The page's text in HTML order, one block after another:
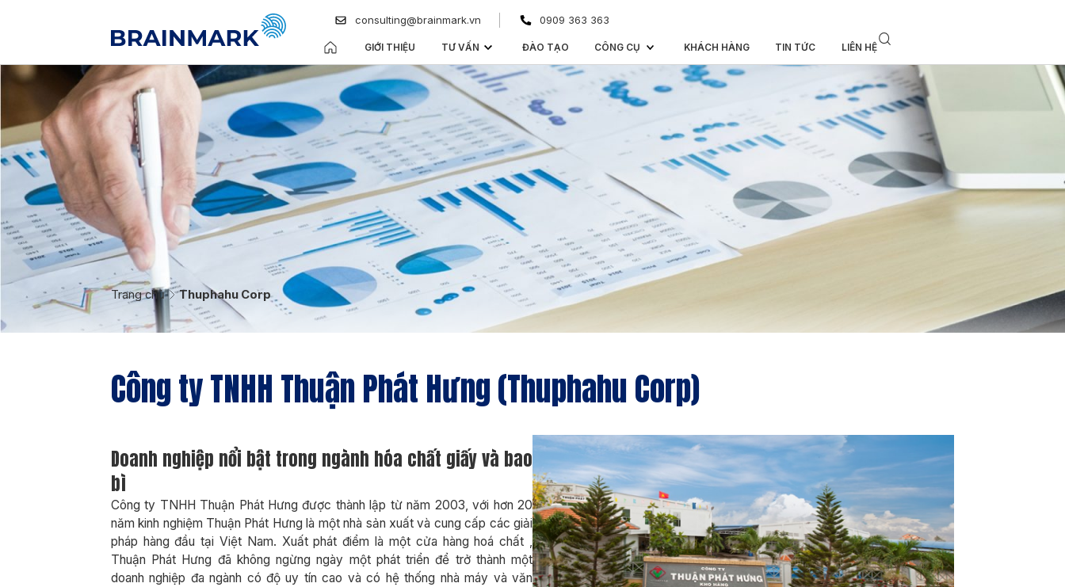
consulting@brainmark.vn 0909 363 363
GIỚI THIỆU TƯ VẤN ĐÀO TẠO CÔNG CỤ KHÁCH HÀNG TIN TỨC LIÊN HỆ
Trang chủ Thuphahu Corp
Công ty TNHH Thuận Phát Hưng (Thuphahu Corp)
Doanh nghiệp nổi bật trong ngành hóa chất giấy và bao
bì
Công ty TNHH Thuận Phát Hưng được thành lập từ năm 2003, với hơn 20
năm kinh nghiệm Thuận Phát Hưng là một nhà sản xuất và cung cấp các giải
pháp hàng đầu tại Việt Nam. Xuất phát điểm là một cửa hàng hoá chất ,
Thuận Phát Hưng đã không ngừng ngày một phát triển để trở thành một
doanh nghiệp đa ngành có độ uy tín cao và có hệ thống nhà máy và văn